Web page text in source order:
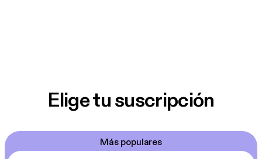
Elige tu suscripción
Más populares